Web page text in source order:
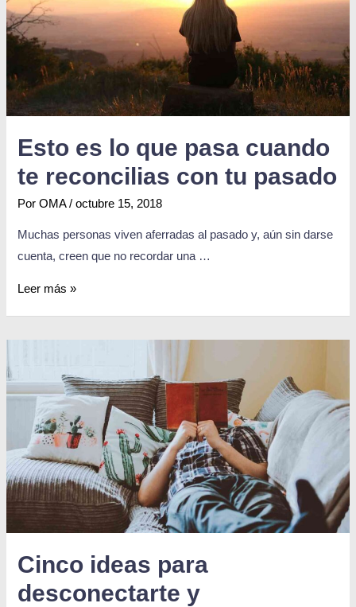
Esto es lo que pasa cuando
te reconcilias con tu pasado
PorOMA /octubre 15, 2018
Muchas personas viven aferradas al pasado y, aún sin darse
cuenta, creen que no recordar una …
Leer más »
Cinco ideas para
desconectarte y